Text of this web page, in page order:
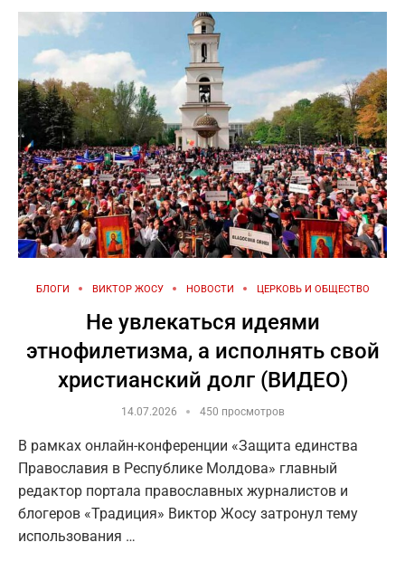
БЛОГИ ВИКТОР ЖОСУ НОВОСТИ ЦЕРКОВЬ И ОБЩЕСТВО
Не увлекаться идеями
этнофилетизма, а исполнять свой
христианский долг (ВИДЕО)
14.07.2026 450 просмотров
В рамках онлайн-конференции «Защита единства
Православия в Республике Молдова» главный
редактор портала православных журналистов и
блогеров «Традиция» Виктор Жосу затронул тему
использования …